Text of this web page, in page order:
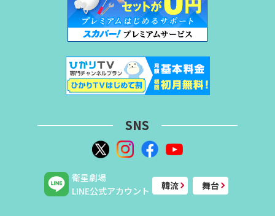
SNS
衛星劇場
LINE公式アカウント
韓流 舞台